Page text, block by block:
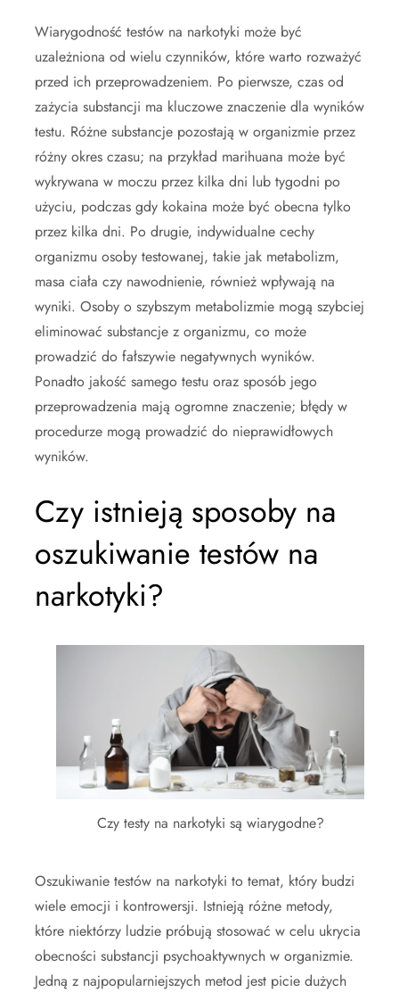
Wiarygodność testów na narkotyki może być
uzależniona od wielu czynników, które warto rozważyć
przed ich przeprowadzeniem. Po pierwsze, czas od
zażycia substancji ma kluczowe znaczenie dla wyników
testu. Różne substancje pozostają w organizmie przez
różny okres czasu; na przykład marihuana może być
wykrywana w moczu przez kilka dni lub tygodni po
użyciu, podczas gdy kokaina może być obecna tylko
przez kilka dni. Po drugie, indywidualne cechy
organizmu osoby testowanej, takie jak metabolizm,
masa ciała czy nawodnienie, również wpływają na
wyniki. Osoby o szybszym metabolizmie mogą szybciej
eliminować substancje z organizmu, co może
prowadzić do fałszywie negatywnych wyników.
Ponadto jakość samego testu oraz sposób jego
przeprowadzenia mają ogromne znaczenie; błędy w
procedurze mogą prowadzić do nieprawidłowych
wyników.
Czy istnieją sposoby na
oszukiwanie testów na
narkotyki?
Czy testy na narkotyki są wiarygodne?
Oszukiwanie testów na narkotyki to temat, który budzi
wiele emocji i kontrowersji. Istnieją różne metody,
które niektórzy ludzie próbują stosować w celu ukrycia
obecności substancji psychoaktywnych w organizmie.
Jedną z najpopularniejszych metod jest picie dużych